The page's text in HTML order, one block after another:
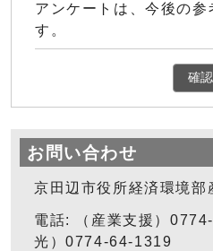
アンケートは、今後の参
す。
確認
お問い合わせ
京田辺市役所経済環境部
電話: （産業支援）
光）0774-64-1319